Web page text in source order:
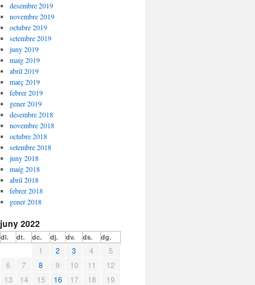
desembre 2019
novembre 2019
octubre 2019
setembre 2019
juny 2019
maig 2019
abril 2019
març 2019
febrer 2019
gener 2019
desembre 2018
novembre 2018
octubre 2018
setembre 2018
juny 2018
maig 2018
abril 2018
febrer 2018
gener 2018
juny 2022
dl. dt. dc. dj. dv. ds. dg.
1 2 3 4
5
6
7 8 9 10 11
12
13
14 15 16 17 18
19